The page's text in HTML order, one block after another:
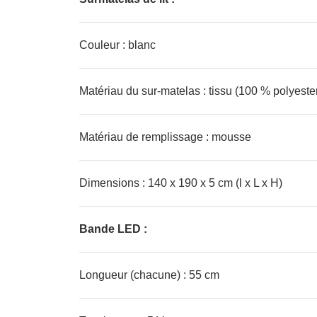
Couleur : blanc
Matériau du sur-matelas : tissu (100 %
Matériau de remplissage : mousse
Dimensions : 140 x 190 x 5 cm (l x L x H)
Bande LED :
Longueur (chacune) : 55 cm